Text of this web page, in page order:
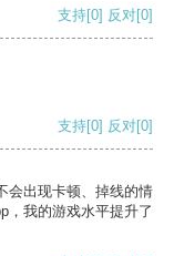
支持[0] 反对[0]
支持[0] 反对[0]
会出现卡顿、掉线的情
，我的游戏水平提升了